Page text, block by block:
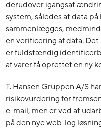
derudover igangsat
system, således at data
sammenlægges,
en verificering af data.
er fuldstændig
af varer få oprettet en ny
T. Hansen Gruppen A/S
risikovurdering for
e-mail, men er ved at
på den nye web-log